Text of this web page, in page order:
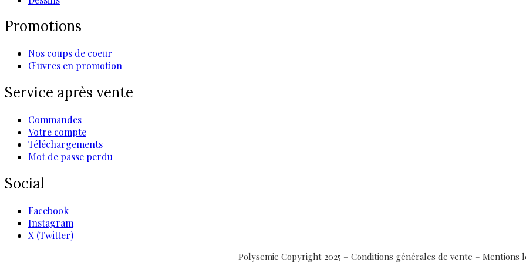
Promotions
Nos coups de coeur
Œuvres en promotion
Service après vente
Commandes
Votre compte
Téléchargements
Mot de passe perdu
Social
Facebook
Instagram
X (Twitter)
Polysemie Copyright 2025 – Conditions générales de vente – Mentions